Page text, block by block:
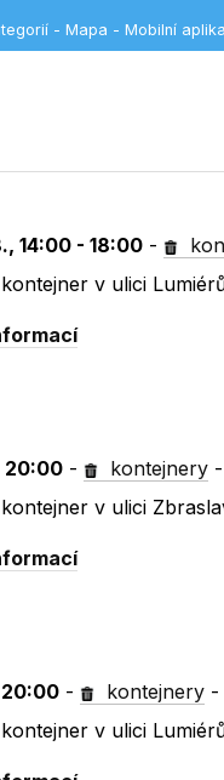
- Mapa - Mobilní
14:00 - 18:00 -
v ulici
20:00 - kontejnery
v ulici
20:00 - kontejnery
v ulici